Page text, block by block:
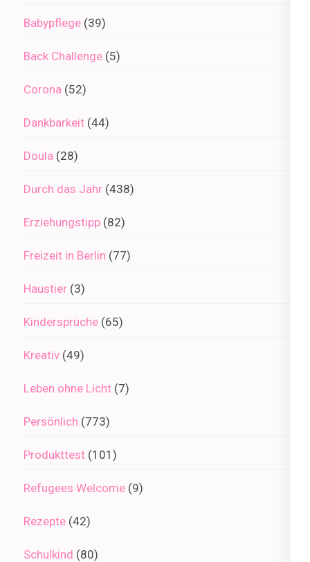
Babypflege (39)
Back Challenge (5)
Corona (52)
Dankbarkeit (44)
Doula (28)
Durch das Jahr (438)
Erziehungstipp (82)
Freizeit in Berlin (77)
Haustier (3)
Kindersprüche (65)
Kreativ (49)
Leben ohne Licht (7)
Persönlich (773)
Produkttest (101)
Refugees Welcome (9)
Rezepte (42)
Schulkind (80)